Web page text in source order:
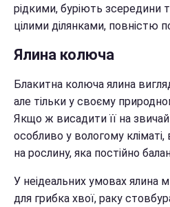
рідкими, буріють зсередини
цілими ділянками, повністю
Ялина колюча
Блакитна колюча ялина
але тільки у своєму
Якщо ж висадити її на
особливо у вологому
на рослину, яка постійно
У неідеальних умовах ялина
для грибка хвої, раку